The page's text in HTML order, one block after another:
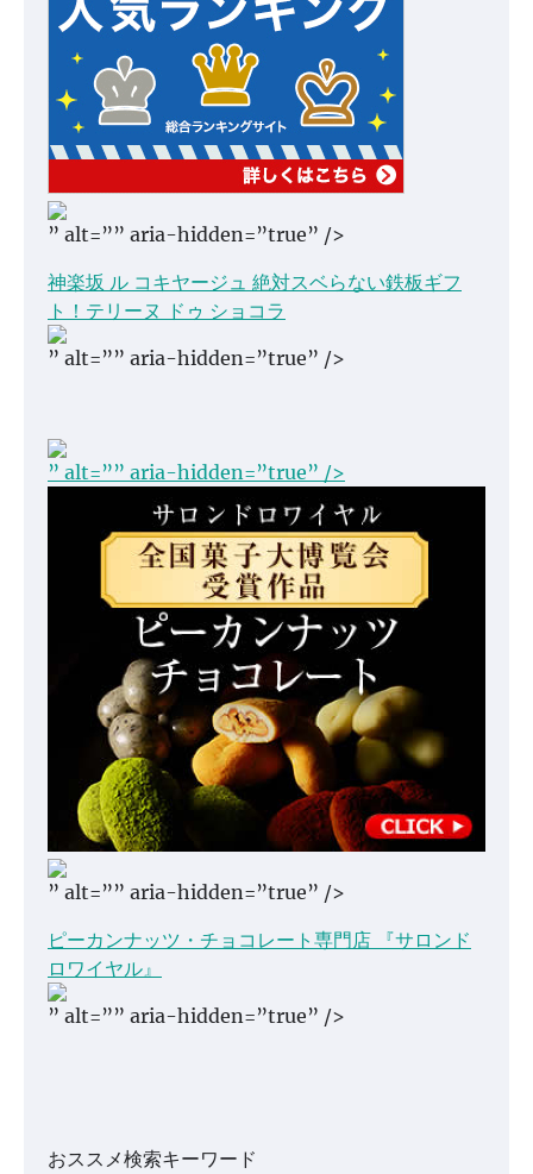
” alt=”” aria-hidden=”true” />
神楽坂 ル コキヤージュ 絶対スベらない鉄板ギフ
ト！テリーヌ ドゥ ショコラ
” alt=”” aria-hidden=”true” />
” alt=”” aria-hidden=”true” />
” alt=”” aria-hidden=”true” />
ピーカンナッツ・チョコレート専門店 『サロンド
ロワイヤル』
” alt=”” aria-hidden=”true” />
おススメ検索キーワード